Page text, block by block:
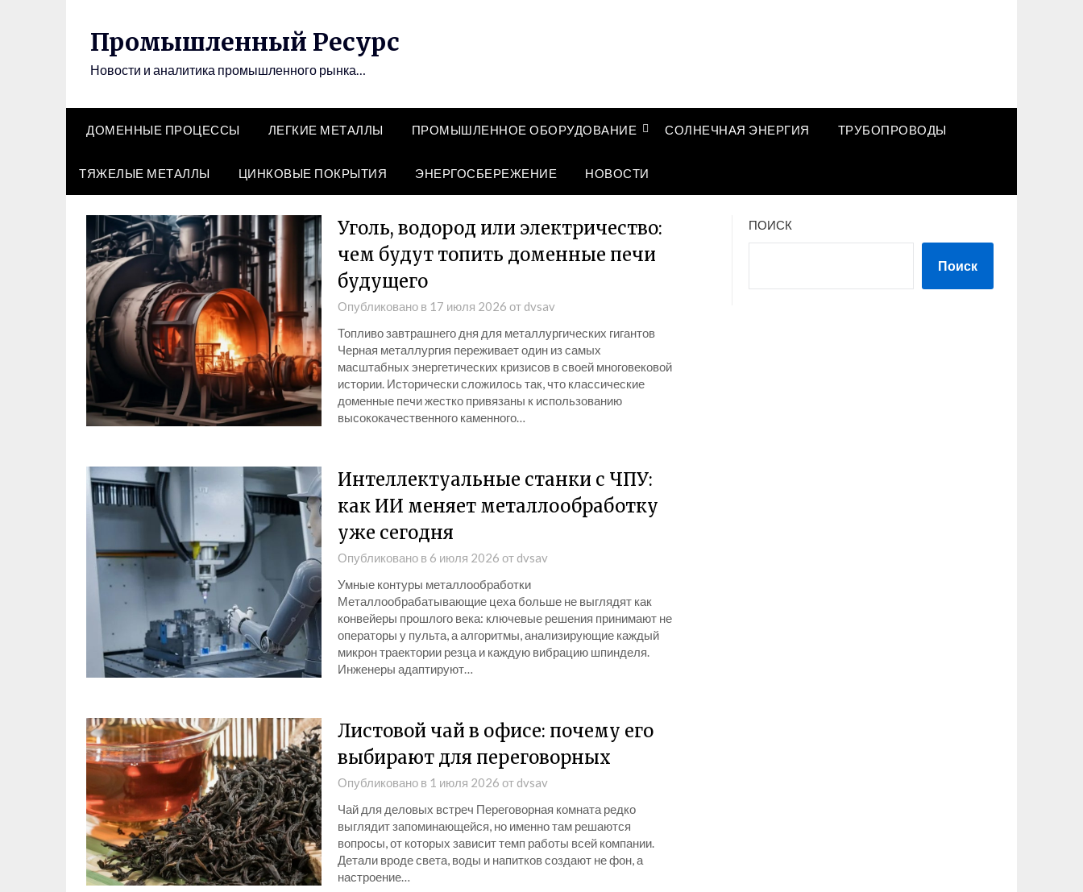
Промышленный Ресурс
Новости и аналитика промышленного рынка…
ДОМЕННЫЕ ПРОЦЕССЫ ЛЕГКИЕ МЕТАЛЛЫ ПРОМЫШЛЕННОЕ ОБОРУДОВАНИЕ СОЛНЕЧНАЯ ЭНЕРГИЯ ТРУБОПРОВОДЫ
ТЯЖЕЛЫЕ МЕТАЛЛЫ ЦИНКОВЫЕ ПОКРЫТИЯ ЭНЕРГОСБЕРЕЖЕНИЕ НОВОСТИ
Уголь, водород или электричество:
чем будут топить доменные печи
будущего
Опубликовано в 17 июля 2026 от dvsav
Топливо завтрашнего дня для металлургических гигантов
Черная металлургия переживает один из самых
масштабных энергетических кризисов в своей многовековой
истории. Исторически сложилось так, что классические
доменные печи жестко привязаны к использованию
высококачественного каменного…
Интеллектуальные станки с ЧПУ:
как ИИ меняет металлообработку
уже сегодня
Опубликовано в 6 июля 2026 от dvsav
Умные контуры металлообработки
Металлообрабатывающие цеха больше не выглядят как
конвейеры прошлого века: ключевые решения принимают не
операторы у пульта, а алгоритмы, анализирующие каждый
микрон траектории резца и каждую вибрацию шпинделя.
Инженеры адаптируют…
Листовой чай в офисе: почему его
выбирают для переговорных
Опубликовано в 1 июля 2026 от dvsav
Чай для деловых встреч Переговорная комната редко
выглядит запоминающейся, но именно там решаются
вопросы, от которых зависит темп работы всей компании.
Детали вроде света, воды и напитков создают не фон, а
настроение…
ПОИСК
Поиск